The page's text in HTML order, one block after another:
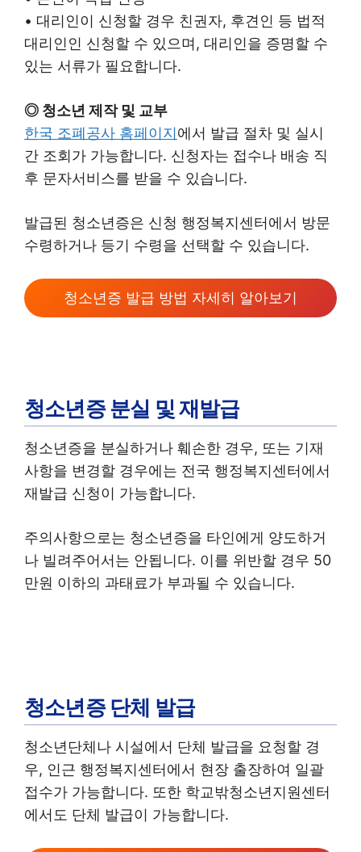
• 대리인이 신청할 경우 친권자, 후견인 등 법적
대리인인 신청할 수 있으며, 대리인을 증명할 수
있는 서류가 필요합니다.
◎ 청소년 제작 및 교부
한국 조폐공사 홈페이지에서 발급 절차 및 실시
간 조회가 가능합니다. 신청자는 접수나 배송 직
후 문자서비스를 받을 수 있습니다.
발급된 청소년증은 신청 행정복지센터에서 방문
수령하거나 등기 수령을 선택할 수 있습니다.
청소년증 발급 방법 자세히 알아보기
청소년증 분실 및 재발급
청소년증을 분실하거나 훼손한 경우, 또는 기재
사항을 변경할 경우에는 전국 행정복지센터에서
재발급 신청이 가능합니다.
주의사항으로는 청소년증을 타인에게 양도하거
나 빌려주어서는 안됩니다. 이를 위반할 경우 50
만원 이하의 과태료가 부과될 수 있습니다.
청소년증 단체 발급
청소년단체나 시설에서 단체 발급을 요청할 경
우, 인근 행정복지센터에서 현장 출장하여 일괄
접수가 가능합니다. 또한 학교밖청소년지원센터
에서도 단체 발급이 가능합니다.